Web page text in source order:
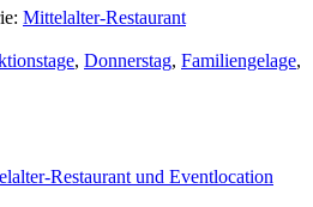
Mittelalter-Restaurant
, Donnerstag, Familiengelage,
Restaurant und Eventlocation